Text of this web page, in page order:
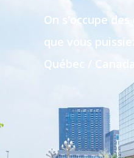
On s'occupe
que vous puissiez
Québec / Canada